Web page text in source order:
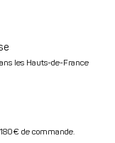
les Hauts-de-France
de commande.